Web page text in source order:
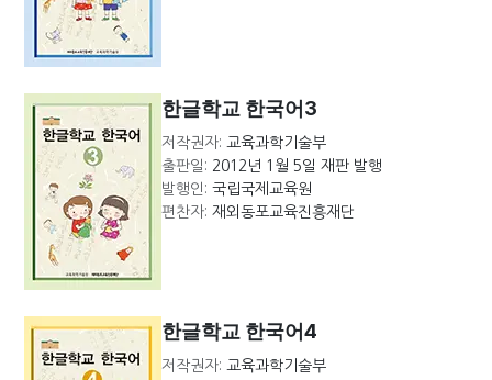
한글학교 한국어3
저작권자: 교육과학기술부
출판일: 2012년 1월 5일 재판 발행
발행인: 국립국제교육원
편찬자: 재외동포교육진흥재단
한글학교 한국어4
저작권자: 교육과학기술부